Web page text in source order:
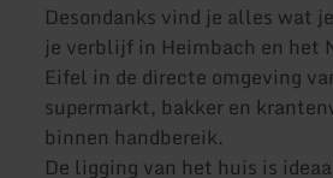
Desondanks vind je alles wat
je verblijf in Heimbach en het
Eifel in de directe omgeving
supermarkt, bakker en
binnen handbereik.
De ligging van het huis is